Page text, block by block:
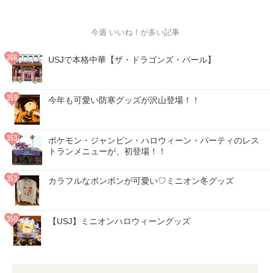
今週 いいね！が多い記事
USJで本格中華【ザ・ドラゴンズ・パール】
今年も可愛い防寒グッズが沢山登場！！
ポケモン・ジャンピン・ハロウィーン・パーティのレス
トランメニューが、初登場！！
カラフルなポンポンが可愛い♡ミニオン冬グッズ
【USJ】ミニオンハロウィーングッズ